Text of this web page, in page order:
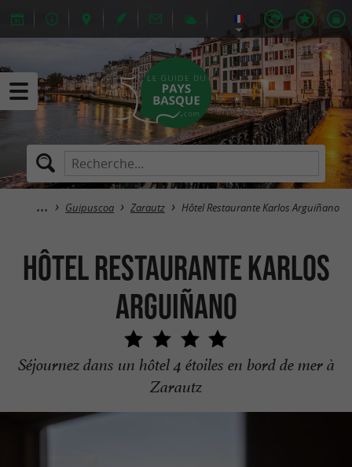
Guipuscoa Zarautz Hôtel Restaurante Karlos Arguiñano
Hôtel Restaurante Karlos
Arguiñano
Séjournez dans un hôtel 4 étoiles en bord de mer à
Zarautz